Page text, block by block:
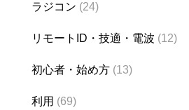
ラジコン (24)
リモートID・技適・電波 (12)
初心者・始め方 (13)
利用 (69)